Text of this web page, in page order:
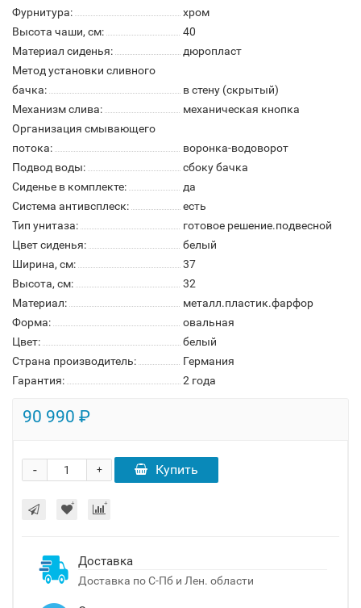
Фурнитура:
хром
Высота чаши, см:
40
Материал сиденья:
дюропласт
Метод установки сливного
бачка:
в стену (скрытый)
Механизм слива:
механическая кнопка
Организация смывающего
потока:
воронка-водоворот
Подвод воды:
сбоку бачка
Сиденье в комплекте:
да
Система антивсплеск:
есть
Тип унитаза:
готовое решение.подвесной
Цвет сиденья:
белый
Ширина, см:
37
Высота, см:
32
Материал:
металл.пластик.фарфор
Форма:
овальная
Цвет:
белый
Страна производитель:
Германия
Гарантия:
2 года
90 990 ₽
+
- Купить
Доставка
Доставка по С-Пб и Лен. области